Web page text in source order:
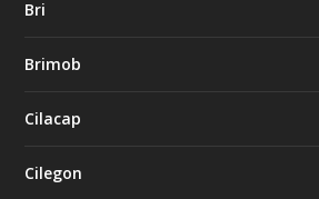
Bri
Brimob
Cilacap
Cilegon